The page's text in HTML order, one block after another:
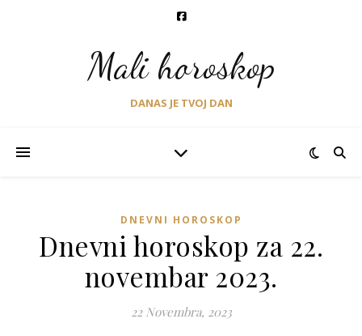
Mali horoskop
DANAS JE TVOJ DAN
DNEVNI HOROSKOP
Dnevni horoskop za 22.
novembar 2023.
22 Novembra, 2023